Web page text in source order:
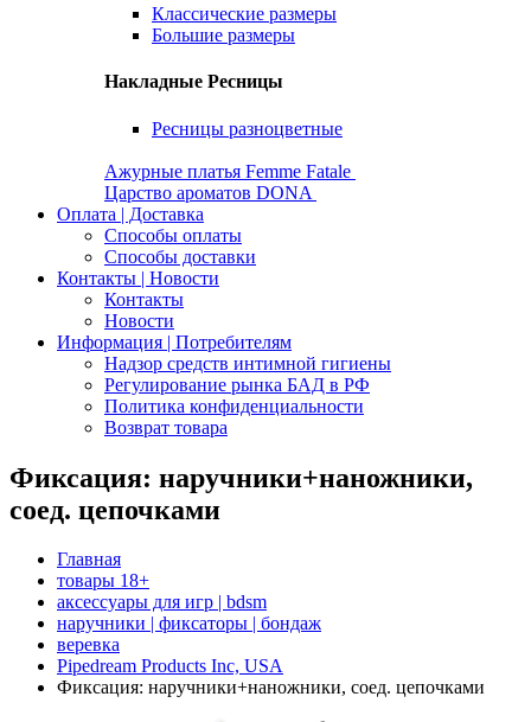
Классические размеры
Большие размеры
Накладные Ресницы
Ресницы разноцветные
Ажурные платья Femme Fatale
Царство ароматов DONA
Оплата | Доставка
Способы оплаты
Способы доставки
Контакты | Новости
Контакты
Новости
Информация | Потребителям
Надзор средств интимной гигиены
Регулирование рынка БАД в РФ
Политика конфиденциальности
Возврат товара
Фиксация: наручники+наножники,
соед. цепочками
Главная
товары 18+
аксессуары для игр | bdsm
наручники | фиксаторы | бондаж
веревка
Pipedream Products Inc, USA
Фиксация: наручники+наножники, соед. цепочками